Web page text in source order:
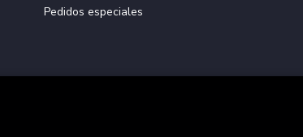
Pedidos especiales